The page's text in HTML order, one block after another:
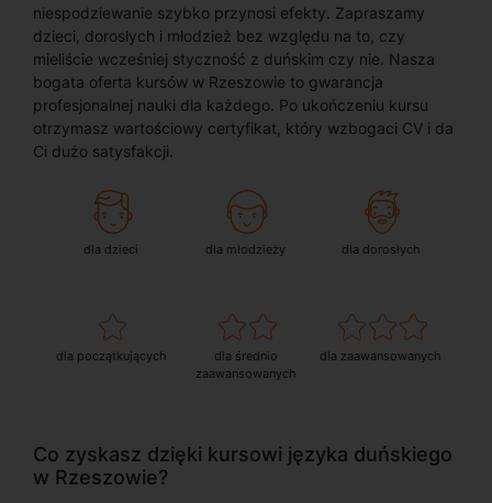
niespodziewanie szybko przynosi efekty. Zapraszamy
dzieci, dorosłych i młodzież bez względu na to, czy
mieliście wcześniej styczność z duńskim czy nie. Nasza
bogata oferta kursów w Rzeszowie to gwarancja
profesjonalnej nauki dla każdego. Po ukończeniu kursu
otrzymasz wartościowy certyfikat, który wzbogaci CV i da
Ci dużo satysfakcji.
dla dzieci dla młodzieży dla dorosłych
dla początkujących
dla średnio
zaawansowanych
dla zaawansowanych
Co zyskasz dzięki kursowi języka duńskiego
w Rzeszowie?